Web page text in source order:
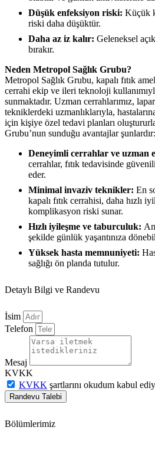
Düşük enfeksiyon riski: Küçük
riski daha düşüktür.
Daha az iz kalır: Geleneksel
bırakır.
Neden Metropol Sağlık Grubu?
Metropol Sağlık Grubu, kapalı fıtık
cerrahi ekip ve ileri teknoloji
sunmaktadır. Uzman cerrahlarımız,
tekniklerdeki uzmanlıklarıyla,
için kişiye özel tedavi planları
Grubu’nun sunduğu avantajlar şunlardır:
Deneyimli cerrahlar ve uzman
cerrahlar, fıtık tedavisinde
eder.
Minimal invaziv teknikler: En
kapalı fıtık cerrahisi, daha hızlı
komplikasyon riski sunar.
Hızlı iyileşme ve taburculuk:
şekilde günlük yaşantınıza
Yüksek hasta memnuniyeti:
sağlığı ön planda tutulur.
Detaylı Bilgi ve Randevu
İsim
Telefon
Mesaj
KVKK
KVKK şartlarını okudum kabul
Randevu Talebi
Bölümlerimiz